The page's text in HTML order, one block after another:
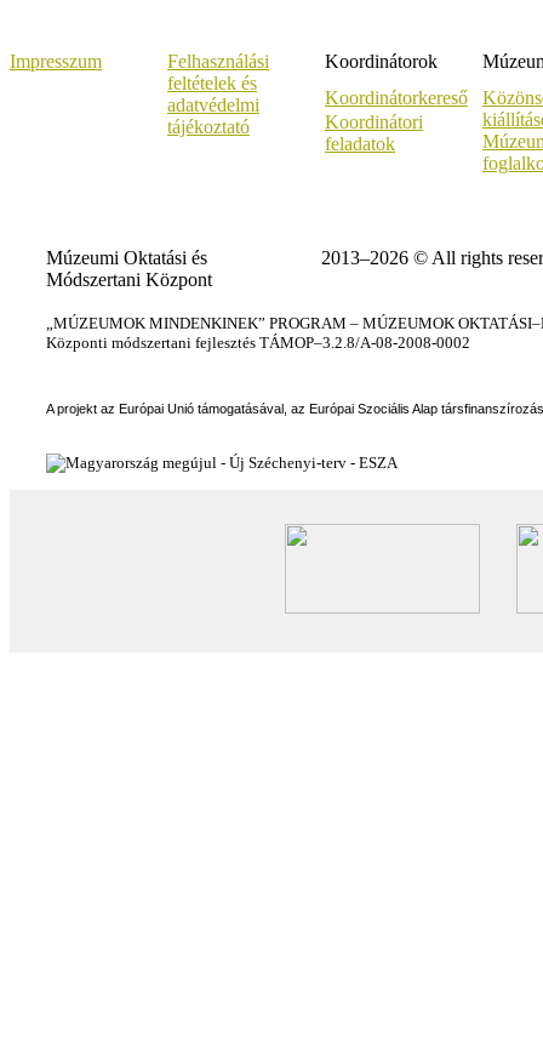
Impresszum
Felhasználási
feltételek és
adatvédelmi
tájékoztató
Koordinátorok
Koordinátorkereső
Koordinátori
feladatok
Múzeumi Oktatási és
Módszertani Központ
2013–2026 © All rights
„MÚZEUMOK MINDENKINEK” PROGRAM – MÚZEUMOK
Központi módszertani fejlesztés TÁMOP–3.2.8/A-08-2008-0002
A projekt az Európai Unió támogatásával, az Európai Szociális Alap